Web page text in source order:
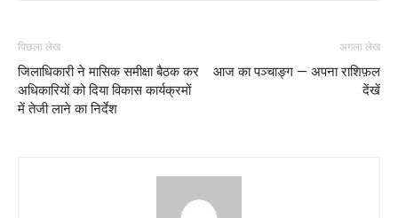
पिछला लेख
जिलाधिकारी ने मासिक समीक्षा बैठक कर
अधिकारियों को दिया विकास कार्यक्रमों
में तेजी लाने का निर्देश
अगला लेख
आज का पञ्चाङ्ग — अपना राशिफ़ल
देंखें